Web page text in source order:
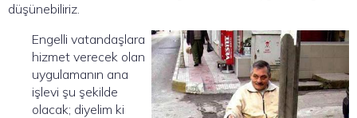
düşünebiliriz.
Engelli vatandaşlara
hizmet verecek olan
uygulamanın ana
işlevi şu şekilde
olacak; diyelim ki